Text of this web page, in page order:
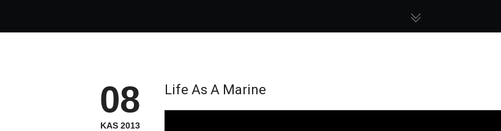
08
KAS 2013
Life As A Marine